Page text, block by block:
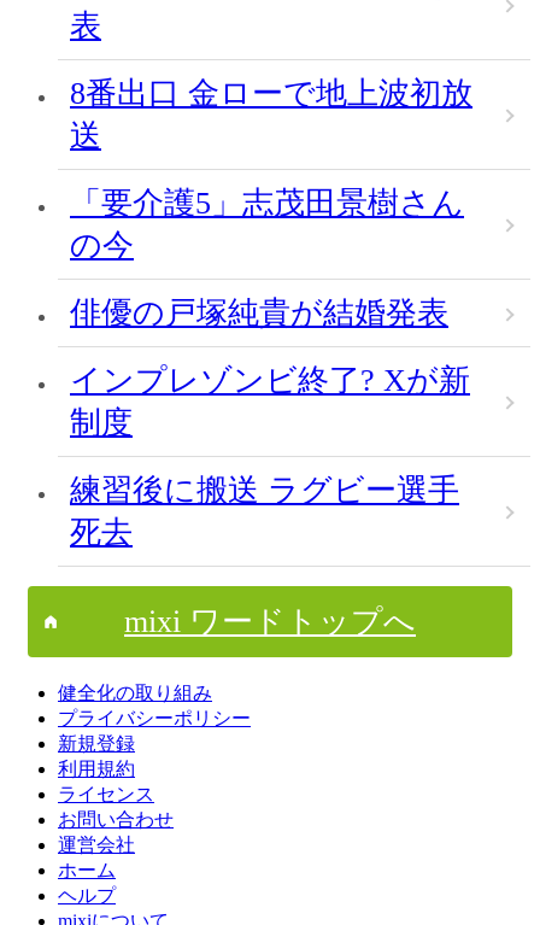
表
8番出口 金ローで地上波初放
送
「要介護5」志茂田景樹さん
の今
俳優の戸塚純貴が結婚発表
インプレゾンビ終了? Xが新
制度
練習後に搬送 ラグビー選手
死去
mixi ワードトップへ
健全化の取り組み
プライバシーポリシー
新規登録
利用規約
ライセンス
お問い合わせ
運営会社
ホーム
ヘルプ